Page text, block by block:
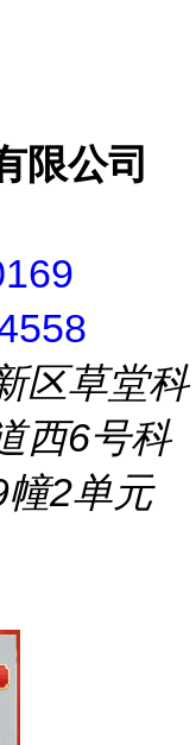
限公司
区草堂科
西6号科
2单元